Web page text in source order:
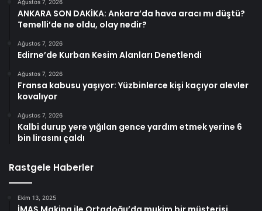
Ağustos 7, 2026
ANKARA SON DAKİKA: Ankara’da hava aracı mı düştü?
Temelli’de ne oldu, olay nedir?
Ağustos 7, 2026
Edirne’de Kurban Kesim Alanları Denetlendi
Ağustos 7, 2026
Fransa kabusu yaşıyor: Yüzbinlerce kişi kaçıyor alevler
kovalıyor
Ağustos 7, 2026
Kalbi durup yere yığılan gence yardım etmek yerine 6
bin lirasını çaldı
Rastgele Haberler
Ekim 13, 2025